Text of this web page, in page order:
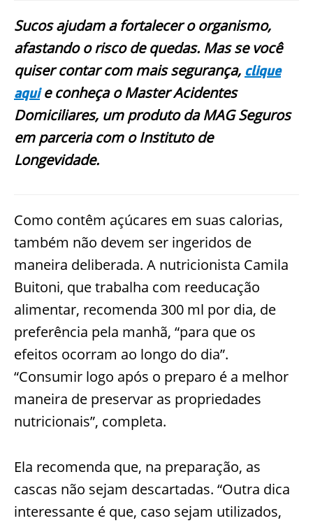
Sucos ajudam a fortalecer o organismo,
afastando o risco de quedas. Mas se você
quiser contar com mais segurança, clique
aquie conheça o Master Acidentes
Domiciliares, um produto da MAG Seguros
em parceria com o Instituto de
Longevidade.
Como contêm açúcares em suas calorias,
também não devem ser ingeridos de
maneira deliberada. A nutricionista Camila
Buitoni, que trabalha com reeducação
alimentar, recomenda 300 ml por dia, de
preferência pela manhã, “para que os
efeitos ocorram ao longo do dia”.
“Consumir logo após o preparo é a melhor
maneira de preservar as propriedades
nutricionais”, completa.
Ela recomenda que, na preparação, as
cascas não sejam descartadas. “Outra dica
interessante é que, caso sejam utilizados,